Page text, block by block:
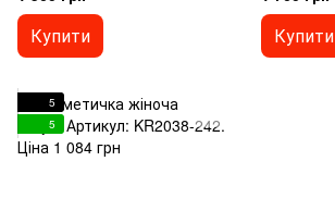
Купити Купити
5
5